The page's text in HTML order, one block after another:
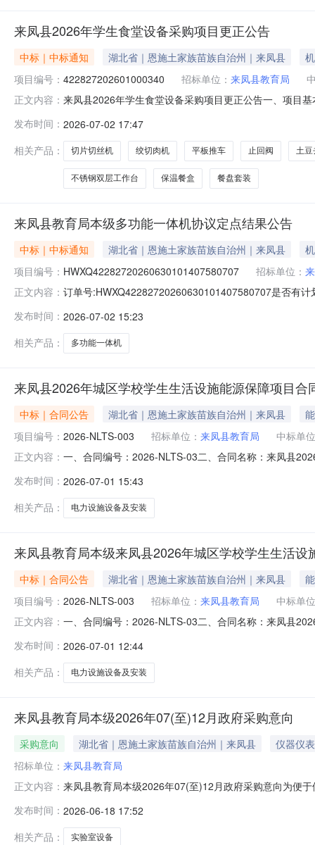
来凤县2026年学生食堂设备采购项目更正公告
中标｜中标通知 湖北省｜恩施土家族苗族自治州｜来凤县
项目编号： 422827202601000340 招标单位： 来凤县教育局
正文内容： 来凤县2026年学生食堂设备采购项目更正公告一、项目
间，收到相关投标人对中标人的质疑。经采购人及评标
有限公司
发布时间： 2026-07-02 17:47
相关产品：
切片切丝机 绞切肉机 平板推车 止回阀 土豆
不锈钢双层工作台 保温餐盒 餐盘套装
来凤县教育局本级多功能一体机协议定点结果公告
中标｜中标通知 湖北省｜恩施土家族苗族自治州｜来凤县
项目编号： HWXQ42282720260630101407580707 招标单位：
正文内容： 订单号:HWXQ42282720260630101407580707是否有
￥2200.0￥4400.0
发布时间： 2026-07-02 15:23
相关产品：
多功能一体机
来凤县2026年城区学校学生生活设施能源保障项目合
中标｜合同公告 湖北省｜恩施土家族苗族自治州｜来凤县
项目编号： 2026-NLTS-003 招标单位： 来凤县教育局
中标单
正文内容： 一、合同编号：2026-NLTS-03二、合同名称：来凤县
坝街道办事处耿家坪社区金桂大道61号花果山小区252
发布时间： 2026-07-01 15:43
相关产品：
电力设施设备及安装
来凤县教育局本级来凤县2026年城区学校学生生活设
中标｜合同公告 湖北省｜恩施土家族苗族自治州｜来凤县
项目编号： 2026-NLTS-003 招标单位： 来凤县教育局
中标单
正文内容： 一、合同编号：2026-NLTS-03二、合同名称：来凤县
地址：恩施市金子坝街道办事处耿家坪社区金桂大道61
发布时间： 2026-07-01 12:44
相关产品：
电力设施设备及安装
来凤县教育局本级2026年07(至)12月政府采购意向
采购意向 湖北省｜恩施土家族苗族自治州｜来凤县
仪器仪表
招标单位： 来凤县教育局
正文内容： 来凤县教育局本级2026年07(至)12月政府采购意向为便
改善与能力提升实验室设备采购项目拟对来凤县义务教
政府采购工作的初
发布时间： 2026-06-18 17:52
相关产品：
实验室设备